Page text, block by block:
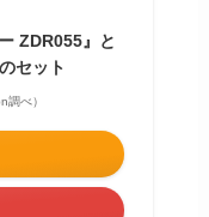
ZDR055』と
セット
べ）